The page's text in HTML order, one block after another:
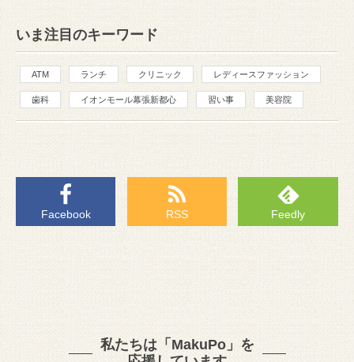
いま注目のキーワード
ATM ランチ クリニック レディースファッション
歯科 イオンモール幕張新都心 習い事 美容院
Facebook RSS Feedly
私たちは「MakuPo」を